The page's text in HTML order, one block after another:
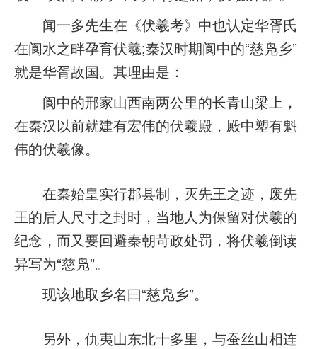
闻一多先生在《伏羲考》中也认定华胥氏
在阆水之畔孕育伏羲;秦汉时期阆中的“慈凫乡”
就是华胥故国。其理由是：
阆中的邢家山西南两公里的长青山梁上，
在秦汉以前就建有宏伟的伏羲殿，殿中塑有魁
伟的伏羲像。
在秦始皇实行郡县制，灭先王之迹，废先
王的后人尺寸之封时，当地人为保留对伏羲的
纪念，而又要回避秦朝苛政处罚，将伏羲倒读
异写为“慈凫”。
现该地取乡名曰“慈凫乡”。
另外，仇夷山东北十多里，与蚕丝山相连